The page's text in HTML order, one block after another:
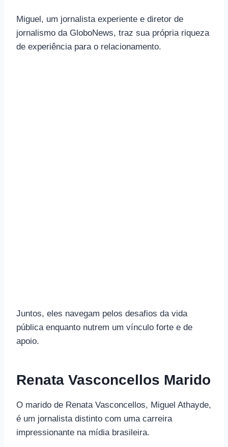
Miguel, um jornalista experiente e diretor de
jornalismo da GloboNews, traz sua própria riqueza
de experiência para o relacionamento.
Juntos, eles navegam pelos desafios da vida
pública enquanto nutrem um vínculo forte e de
apoio.
Renata Vasconcellos Marido
O marido de Renata Vasconcellos, Miguel Athayde,
é um jornalista distinto com uma carreira
impressionante na mídia brasileira.